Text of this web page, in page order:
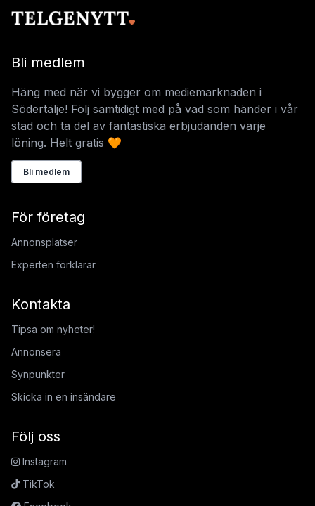
Bli medlem
Häng med när vi bygger om mediemarknaden i
Södertälje! Följ samtidigt med på vad som händer i vår
stad och ta del av fantastiska erbjudanden varje
löning. Helt gratis 🧡
Bli medlem
För företag
Annonsplatser
Experten förklarar
Kontakta
Tipsa om nyheter!
Annonsera
Synpunkter
Skicka in en insändare
Följ oss
Instagram
TikTok